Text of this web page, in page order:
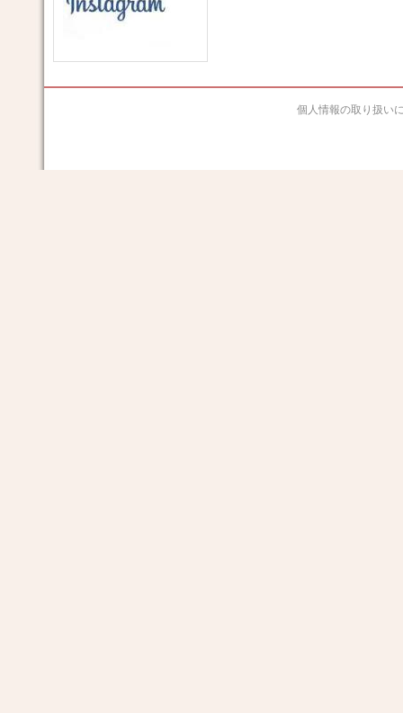
個人情報の取り扱い